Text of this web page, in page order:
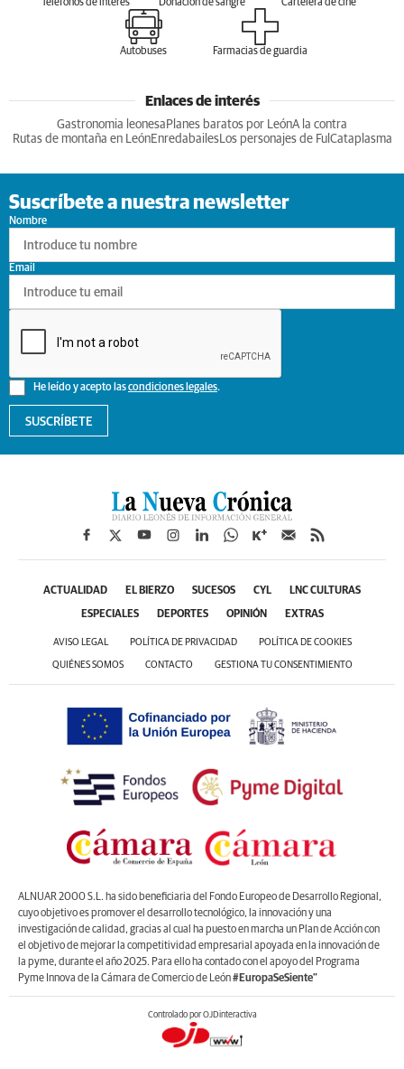
Teléfonos de interés Donación de sangre Cartelera de cine
Autobuses Farmacias de guardia
Enlaces de interés
Gastronomia leonesa Planes baratos por LeónA la contra
Rutas de montaña en LeónEnredabailesLos personajes de Ful Cataplasma
Suscríbete a nuestra newsletter
Nombre
He leído y acepto lascondiciones legales.
Email
SUSCRÍBETE
ACTUALIDAD EL BIERZO SUCESOS CYL LNC CULTURAS
ESPECIALES DEPORTES OPINIÓN EXTRAS
AVISO LEGAL POLÍTICA DE PRIVACIDAD POLÍTICA DE COOKIES
QUIÉNES SOMOS CONTACTO GESTIONA TU CONSENTIMIENTO
ALNUAR 2000 S.L. ha sido beneficiaria del Fondo Europeo de Desarrollo Regional,
cuyo objetivo es promover el desarrollo tecnológico, la innovación y una
investigación de calidad, gracias al cual ha puesto en marcha un Plan de Acción con
el objetivo de mejorar la competitividad empresarial apoyada en la innovación de
la pyme, durante el año 2025. Para ello ha contado con el apoyo del Programa
Pyme Innova de la Cámara de Comercio de León#EuropaSeSiente”
Controlado por OJDinteractiva